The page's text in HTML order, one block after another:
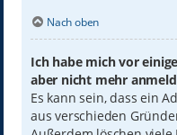
Nach oben
Ich habe mich vor
aber nicht mehr
Es kann sein, dass ein
aus verschieden